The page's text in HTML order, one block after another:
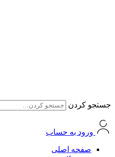
جستجو کردن
ورود به حساب
صفحه اصلی